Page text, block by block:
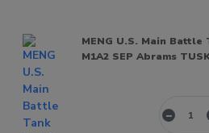
MENG U.S. Main Battle
M1A2 SEP Abrams